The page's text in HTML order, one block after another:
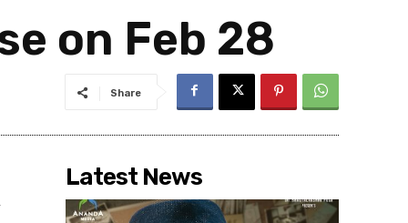
on Feb 28
Share
Latest News